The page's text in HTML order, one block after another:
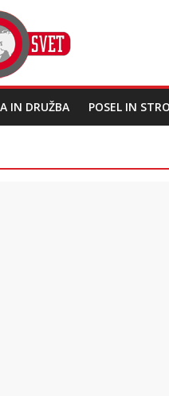
IN DRUŽBA POSEL IN